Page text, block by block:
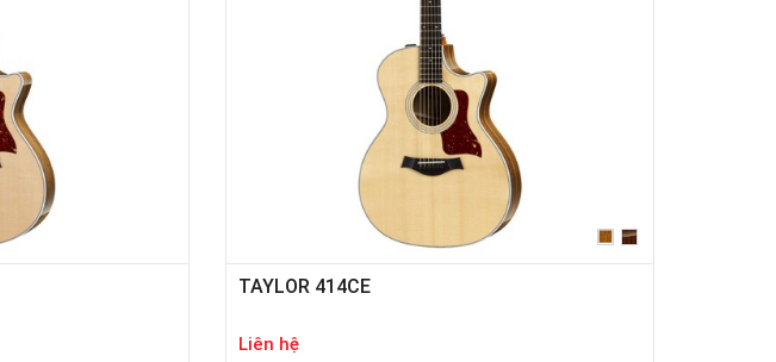
TAYLOR 414CE
Liên hệ